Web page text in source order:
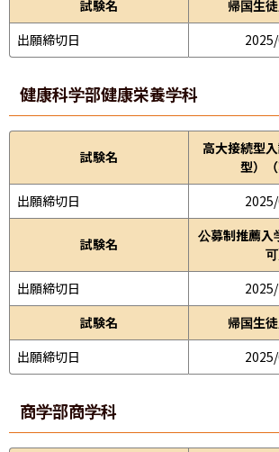
試験名
帰国生
出願締切日
健康科学部健康栄養学科
試験名
高大接続型
型）（
出願締切日
試験名
公募制推薦入
可
出願締切日
試験名
帰国生
出願締切日
商学部商学科